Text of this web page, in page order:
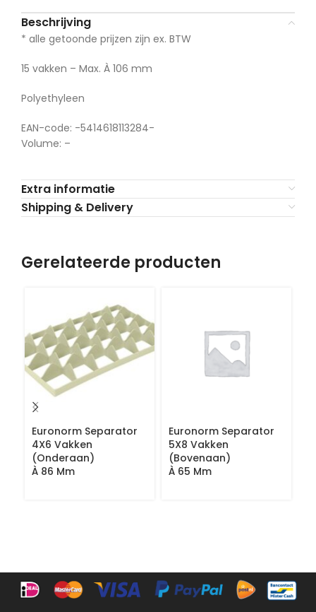
Beschrijving
* alle getoonde prijzen zijn ex. BTW
15 vakken – Max. À 106 mm
Polyethyleen
EAN-code: -5414618113284-
Volume: –
Extra informatie
Shipping & Delivery
Gerelateerde producten
Euronorm Separator
4X6 Vakken
(Onderaan)
À 86 Mm
Euronorm Separator
5X8 Vakken
(Bovenaan)
À 65 Mm